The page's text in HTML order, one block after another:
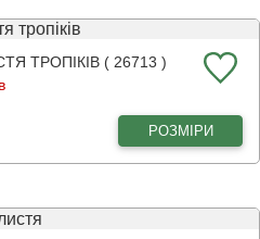
ТРОПІКІВ ( 26713 )
РОЗМІРИ